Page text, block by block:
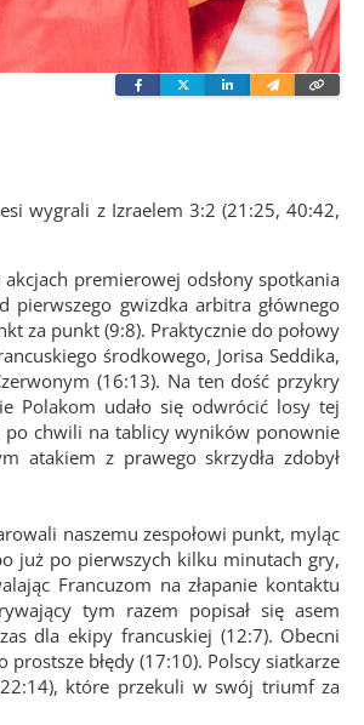
FacebookTwitterLinkedinWyślij
e-
link
wygrali z Izraelem 3:2 (21:25, 40:42,
premierowej odsłony spotkania
gwizdka arbitra głównego
za punkt (9:8). Praktycznie do połowy
środkowego, Jorisa Seddika,
(16:13). Na ten dość przykry
Polakom udało się odwrócić losy tej
chwili na tablicy wyników ponownie
atakiem z prawego skrzydła zdobył
naszemu zespołowi punkt, myląc
już po pierwszych kilku minutach gry,
Francuzom na złapanie kontaktu
tym razem popisał się asem
dla ekipy francuskiej (12:7). Obecni
błędy (17:10). Polscy siatkarze
które przekuli w swój triumf za